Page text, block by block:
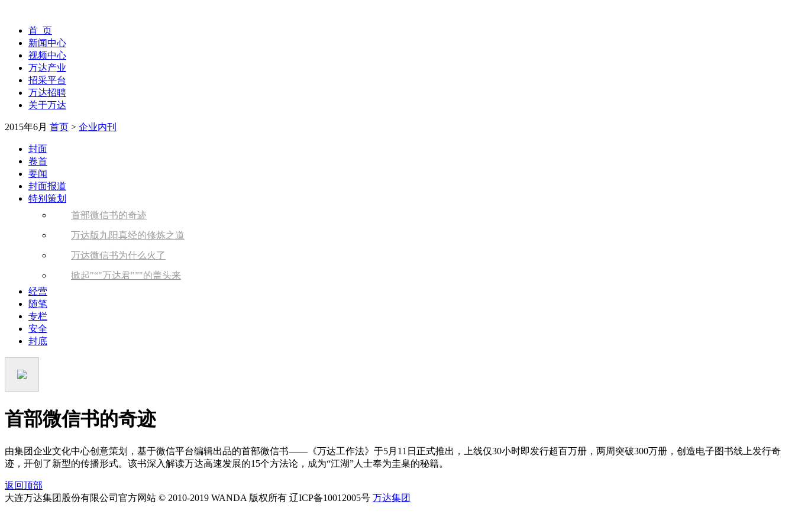
首 页
新闻中心
视频中心
万达产业
招采平台
万达招聘
关于万达
2015年6月 首页 > 企业内刊
封面
卷首
要闻
封面报道
特别策划
首部微信书的奇迹
万达版九阳真经的修炼之道
万达微信书为什么火了
掀起 “ 万达君 ” 的盖头来
经营
随笔
专栏
安全
封底
首部微信书的奇迹
由集团企业文化中心创意策划，基于微信平台编辑出品的首部微信书——《万达工作法》于5月11日正式推出，上线仅30小时即发行超百万册，两周突破300万册，创造电子图书线上发行奇
迹，开创了新型的传播形式。该书深入解读万达高速发展的15个方法论，成为“江湖”人士奉为圭臬的秘籍。
返回顶部
大连万达集团股份有限公司官方网站 © 2010-2019 WANDA 版权所有 辽ICP备10012005号 万达集团